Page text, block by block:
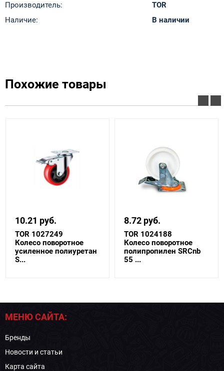
Производитель:
TOR
Наличие:
В наличии
Похожие товары
10.21 руб.
TOR 1027249
Колесо поворотное
усиленное полиуретан
S...
8.72 руб.
TOR 1024188
Колесо поворотное
полипропилен SRCnb
55 ...
МЕНЮ САЙТА:
Бренды
Новости и статьи
Карта сайта